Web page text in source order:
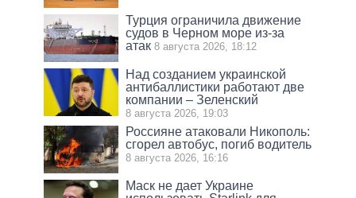
Турция ограничила движение
судов в Черном море из-за
атак 8 августа 2026, 18:12
Над созданием украинской
антибаллистики работают две
компании – Зеленский
8 августа 2026, 19:03
Россияне атаковали Никополь:
сгорел автобус, погиб водитель
8 августа 2026, 16:16
Маск не дает Украине